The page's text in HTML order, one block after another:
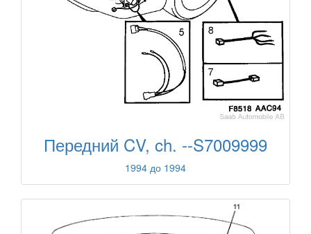
Передний CV, ch. --S7009999
1994 до 1994